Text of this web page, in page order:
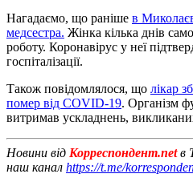
Нагадаємо, що раніше в
медсестра. Жінка кілька днів
роботу. Коронавірус у неї
госпіталізації.
Також повідомлялося, що лікар
помер від COVID-19. Організм
витримав ускладнень,
Новини від Корреспондент.netв
наш канал https://t.me/